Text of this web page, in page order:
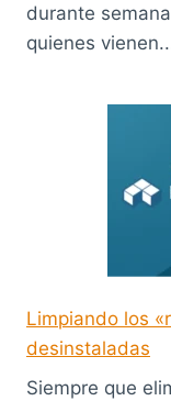
durante
quienes
Limpiando los
desinstaladas
Siempre que